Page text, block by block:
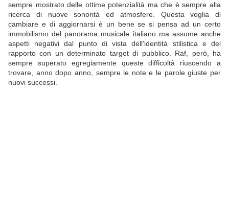
sempre mostrato delle ottime potenzialità ma che è sempre alla
ricerca di nuove sonorità ed atmosfere. Questa voglia di
cambiare e di aggiornarsi è un bene se si pensa ad un certo
immobilismo del panorama musicale italiano ma assume anche
aspetti negativi dal punto di vista dell'identità stilistica e del
rapporto con un determinato target di pubblico. Raf, però, ha
sempre superato egregiamente queste difficoltà riuscendo a
trovare, anno dopo anno, sempre le note e le parole giuste per
nuovi successi.